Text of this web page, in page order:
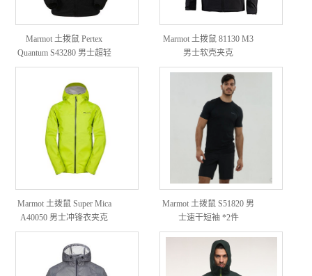
Marmot 土拨鼠 Pertex
Quantum S43280 男士超轻
皮肤衣
Marmot 土拨鼠 81130 M3
男士软壳夹克
Marmot 土拨鼠 Super Mica
A40050 男士冲锋衣夹克
*2件
Marmot 土拨鼠 S51820 男
士速干短袖 *2件